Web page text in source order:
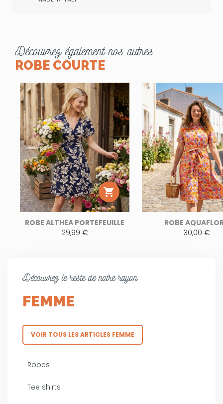
Découvrez également nos autres
ROBE COURTE

ROBE ALTHEA PORTEFEUILLE
29,99 €
ROBE
30,00 €
Découvrez le reste de notre rayon
FEMME
VOIR TOUS LES ARTICLES FEMME
Robes
Tee shirts